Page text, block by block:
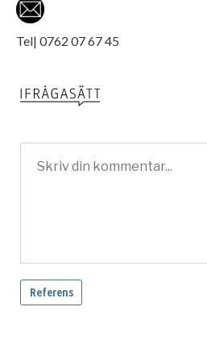
Tel| 0762 07 67 45